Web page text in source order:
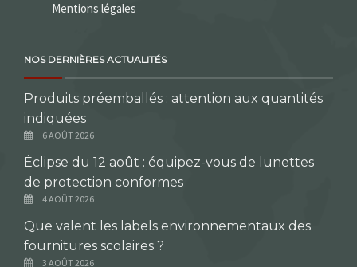
Mentions légales
NOS DERNIÈRES ACTUALITÉS
Produits préemballés : attention aux quantités
indiquées
6 AOÛT 2026
Éclipse du 12 août : équipez-vous de lunettes
de protection conformes
4 AOÛT 2026
Que valent les labels environnementaux des
fournitures scolaires ?
3 AOÛT 2026